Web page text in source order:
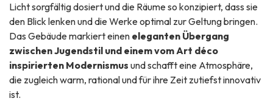
Licht sorgfältig dosiert und die Räume so konzipiert, dass sie
den Blick lenken und die Werke optimal zur Geltung bringen.
Das Gebäude markiert einen eleganten Übergang
zwischen Jugendstil und einem vom Art déco
inspirierten Modernismus und schafft eine Atmosphäre,
die zugleich warm, rational und für ihre Zeit zutiefst innovativ
ist.